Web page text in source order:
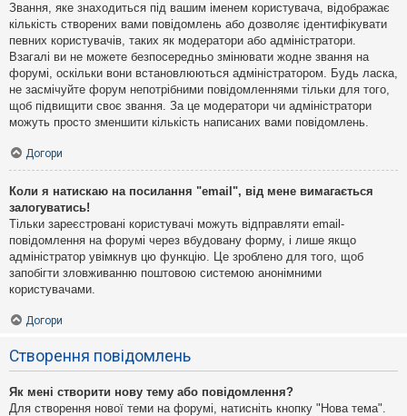
Звання, яке знаходиться під вашим іменем користувача, відображає
кількість створених вами повідомлень або дозволяє ідентифікувати
певних користувачів, таких як модератори або адміністратори.
Взагалі ви не можете безпосередньо змінювати жодне звання на
форумі, оскільки вони встановлюються адміністратором. Будь ласка,
не засмічуйте форум непотрібними повідомленнями тільки для того,
щоб підвищити своє звання. За це модератори чи адміністратори
можуть просто зменшити кількість написаних вами повідомлень.
Догори
Коли я натискаю на посилання "email", від мене вимагається
залогуватись!
Тільки зареєстровані користувачі можуть відправляти email-
повідомлення на форумі через вбудовану форму, і лише якщо
адміністратор увімкнув цю функцію. Це зроблено для того, щоб
запобігти зловживанню поштовою системою анонімними
користувачами.
Догори
Створення повідомлень
Як мені створити нову тему або повідомлення?
Для створення нової теми на форумі, натисніть кнопку "Нова тема".